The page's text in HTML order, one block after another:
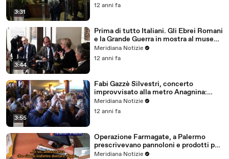
3:31
12 anni fa
3:44
Prima di tutto Italiani. Gli Ebrei Romani
e la Grande Guerra in mostra al museo
ebraico di Roma
Meridiana Notizie
12 anni fa
3:55
Fabi Gazzè Silvestri, concerto
improvvisato alla metro Anagnina:
siamo tre pazzi
Meridiana Notizie
12 anni fa
Operazione Farmagate, a Palermo
prescrivevano pannoloni e prodotti per
celiaci a persone morte
Meridiana Notizie